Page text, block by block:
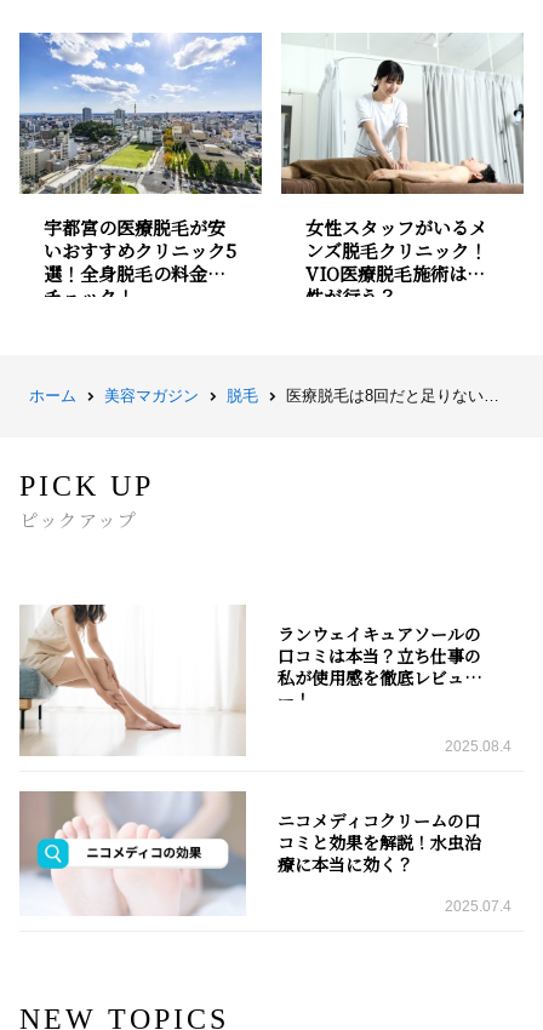
宇都宮の医療脱毛が安
いおすすめクリニック5
選！全身脱毛の料金を
チェック！
女性スタッフがいるメ
ンズ脱毛クリニック！
VIO医療脱毛施術は女
性が行う？
ホーム 美容マガジン 脱毛
PICK UP
ピックアップ
ランウェイキュアソールの
口コミは本当？立ち仕事の
私が使用感を徹底レビュ
ー！
2025.08.4
ニコメディコクリームの口
コミと効果を解説！水虫治
療に本当に効く？
2025.07.4
NEW TOPICS